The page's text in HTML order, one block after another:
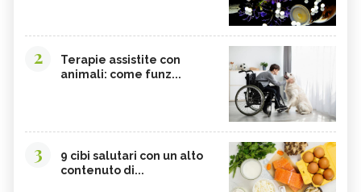
2
Terapie assistite con
animali: come funz...
3
9 cibi salutari con un alto
contenuto di...